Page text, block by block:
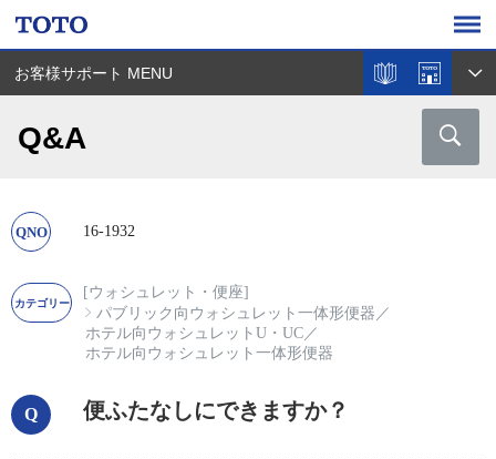
お客様サポート MENU
Q&A
16-1932
[ウォシュレット・便座]
パブリック向ウォシュレット一体形便器 ／
ホテル向ウォシュレットU・UC／
ホテル向ウォシュレット一体形便器
便ふたなしにできますか？